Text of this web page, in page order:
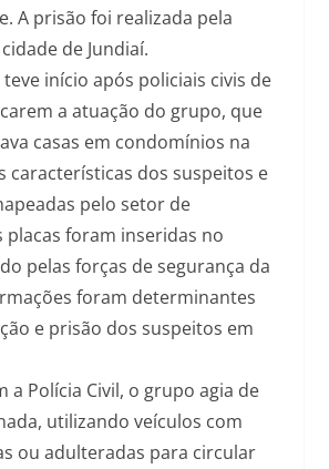
A prisão foi realizada pela
de Jundiaí.
início após policiais civis de
a atuação do grupo, que
casas em condomínios na
características dos suspeitos e
pelo setor de
placas foram inseridas no
pelas forças de segurança da
foram determinantes
e prisão dos suspeitos em
a Polícia Civil, o grupo agia de
utilizando veículos com
ou adulteradas para circular